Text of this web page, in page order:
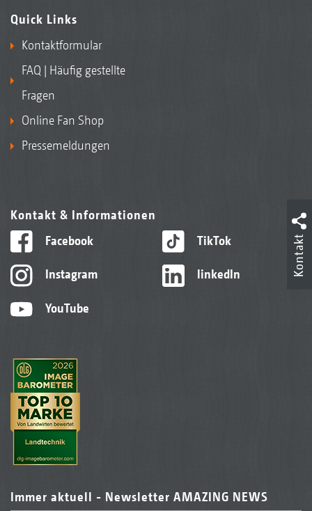
Quick Links
Kontaktformular
FAQ | Häufig gestellte
Fragen
Online Fan Shop
Pressemeldungen
Kontakt & Informationen
Facebook
Instagram
YouTube
TikTok
linkedIn
Immer aktuell - Newsletter AMAZING NEWS
Kontakt